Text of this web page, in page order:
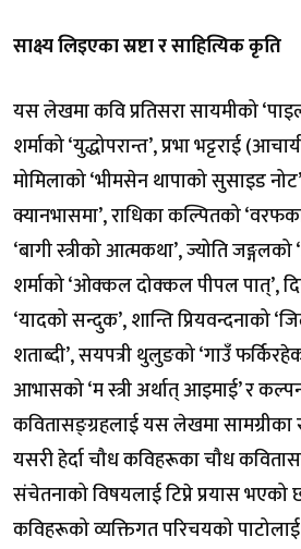
साक्ष्य लिइएका स्रष्टा र साहित्यिक कृति
यस लेखमा कवि प्रतिसरा सायमीको
शर्माको ‘युद्धोपरान्त’, प्रभा भट्टराई
मोमिलाको ‘भीमसेन थापाको सुसाइड
क्यानभासमा’, राधिका कल्पितको
‘बागी स्त्रीको आत्मकथा’, ज्योति
शर्माको ‘ओक्कल दोक्कल पीपल पात्’,
‘यादको सन्दुक’, शान्ति प्रियवन्दनाको
शताब्दी’, सयपत्री थुलुङको ‘गाउँ
आभासको ‘म स्त्री अर्थात् आइमाई’ र
कवितासङ्ग्रहलाई यस लेखमा सामग्रीका
यसरी हेर्दा चौध कविहरूका चौध
संचेतनाको विषयलाई टिप्ने प्रयास
कविहरूको व्यक्तिगत परिचयको